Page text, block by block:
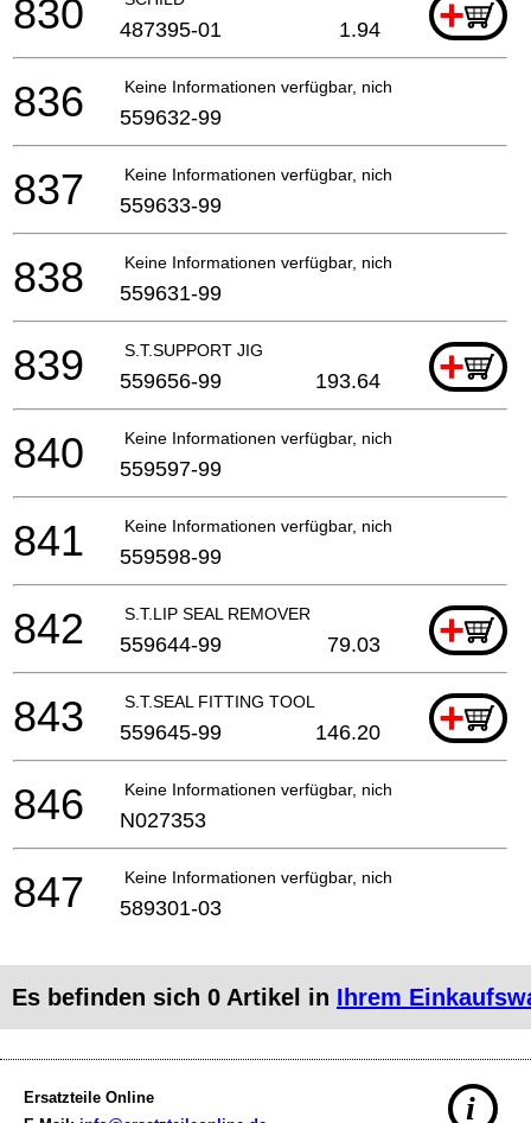
+
830 487395-01 1.94
Keine Informationen verfügbar, nicht bestellbar
836 559632-99
Keine Informationen verfügbar, nicht bestellbar
837 559633-99
Keine Informationen verfügbar, nicht bestellbar
838 559631-99
S.T.SUPPORT JIG +
839 559656-99 193.64
Keine Informationen verfügbar, nicht bestellbar
840 559597-99
Keine Informationen verfügbar, nicht bestellbar
841 559598-99
S.T.LIP SEAL REMOVER +
842 559644-99 79.03
S.T.SEAL FITTING TOOL +
843 559645-99 146.20
Keine Informationen verfügbar, nicht bestellbar
846 N027353
Keine Informationen verfügbar, nicht bestellbar
847 589301-03
Es befinden sich 0 Artikel in Ihrem
Ersatzteile Online
i